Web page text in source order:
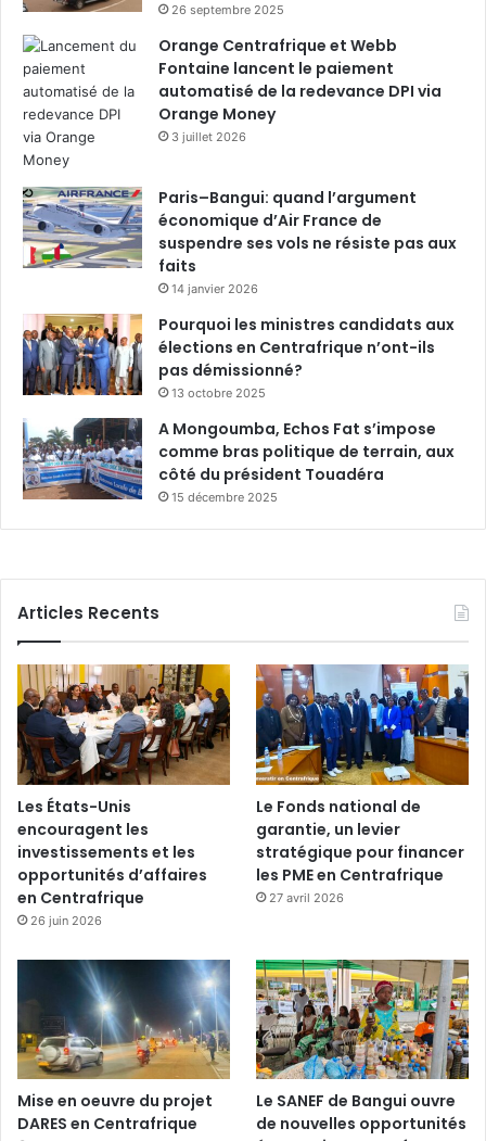
26 septembre 2025
Orange Centrafrique et Webb
Fontaine lancent le paiement
automatisé de la redevance DPI via
Orange Money
3 juillet 2026
Paris–Bangui: quand l’argument
économique d’Air France de
suspendre ses vols ne résiste pas aux
faits
14 janvier 2026
Pourquoi les ministres candidats aux
élections en Centrafrique n’ont-ils
pas démissionné?
13 octobre 2025
A Mongoumba, Echos Fat s’impose
comme bras politique de terrain, aux
côté du président Touadéra
15 décembre 2025
Articles Recents
Les États-Unis
encouragent les
investissements et les
opportunités d’affaires
en Centrafrique
26 juin 2026
Le Fonds national de
garantie, un levier
stratégique pour financer
les PME en Centrafrique
27 avril 2026
Mise en oeuvre du projet
DARES en Centrafrique
Le SANEF de Bangui ouvre
de nouvelles opportunités